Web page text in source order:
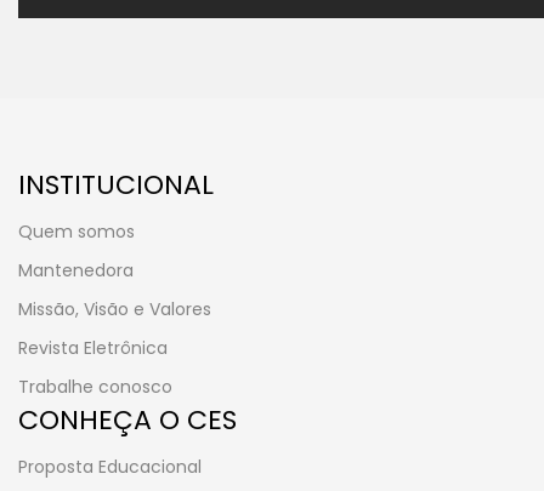
INSTITUCIONAL
Quem somos
Mantenedora
Missão, Visão e Valores
Revista Eletrônica
Trabalhe conosco
CONHEÇA O CES
Proposta Educacional